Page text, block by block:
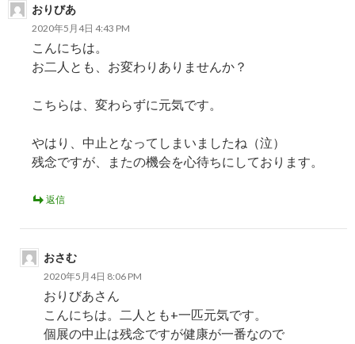
おりびあ
2020年5月4日 4:43 PM
こんにちは。
お二人とも、お変わりありませんか？
こちらは、変わらずに元気です。
やはり、中止となってしまいましたね（泣）
残念ですが、またの機会を心待ちにしております。
返信
おさむ
2020年5月4日 8:06 PM
おりびあさん
こんにちは。二人とも+一匹元気です。
個展の中止は残念ですが健康が一番なので